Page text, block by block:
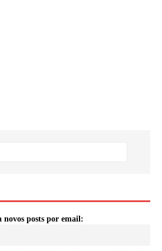
novos posts por email: